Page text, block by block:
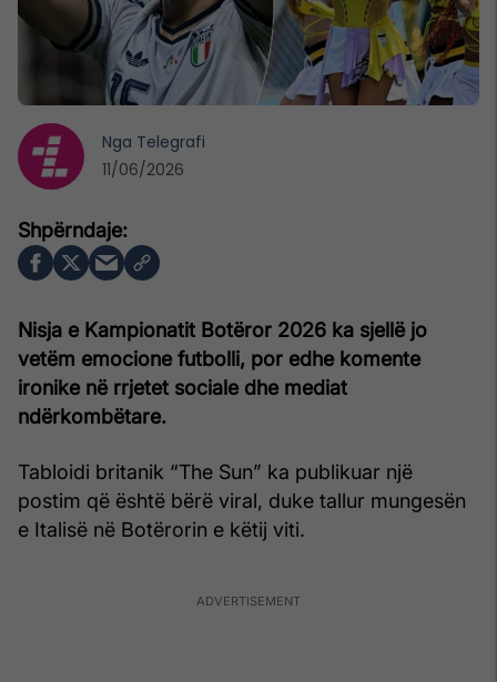
Nisja e Kampionatit Botëror 2026 ka sjellë jo
vetëm emocione futbolli, por edhe komente
ironike në rrjetet sociale dhe mediat
ndërkombëtare.
Tabloidi britanik “The Sun” ka publikuar një
postim që është bërë viral, duke tallur mungesën
e Italisë në Botërorin e këtij viti.
Nga Telegrafi
11/06/2026